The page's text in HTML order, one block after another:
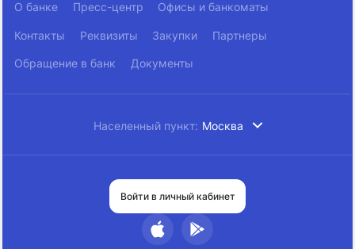
О банке Пресс-центр Офисы и банкоматы
Контакты Реквизиты Закупки Партнеры
Обращение в банк Документы
Населенный пункт: Москва
Войти в личный кабинет